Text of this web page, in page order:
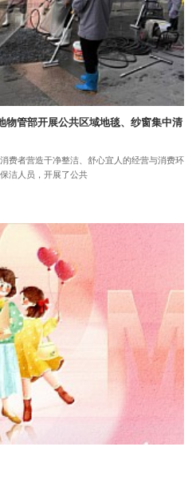
管部开展公共区域地毯、纱窗集中清
费者营造干净整洁、舒心宜人的经营与消费环
洁人员，开展了公共